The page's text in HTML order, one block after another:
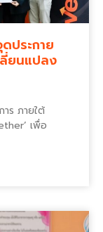
ประกาย
ลี่ยนแปลง
ร ภายใต้
เพื่อ